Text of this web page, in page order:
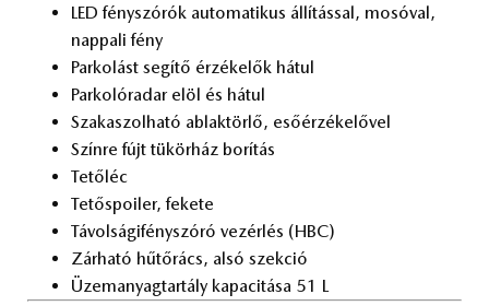
LED fény­szó­rók au­to­ma­ti­kus ál­lí­tás­sal, mo­só­val,
nap­pa­li fény
Par­ko­lást se­gí­tő ér­zé­ke­lők há­tul
Par­ko­ló­ra­dar elöl és há­tul
Sza­ka­szol­ha­tó ab­lak­tör­lő, eső­ér­zé­ke­lő­vel
Szín­re fújt tü­kör­ház bo­rí­tás
Te­tő­léc
Te­tő­spo­i­ler, fe­ke­te
Tá­vol­ság­i­fény­szó­ró ve­zér­lés (HBC)
Zár­ha­tó hű­tő­rács, alsó szek­ció
Üzem­anyag­tar­tály ka­pa­ci­tá­sa 51 L